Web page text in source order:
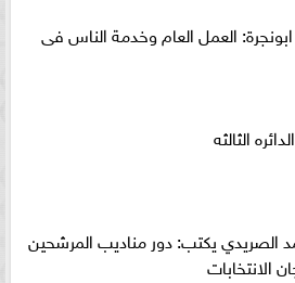
العمل العام وخدمة الناس فى
الثالثه
الصريدي يكتب: دور مناديب المرشحين
الانتخابات